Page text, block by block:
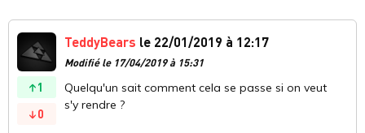
1
0
TeddyBears le 22/01/2019 à 12:17
Modifié le 17/04/2019 à 15:31
Quelqu'un sait comment cela se passe si on veut
s'y rendre ?